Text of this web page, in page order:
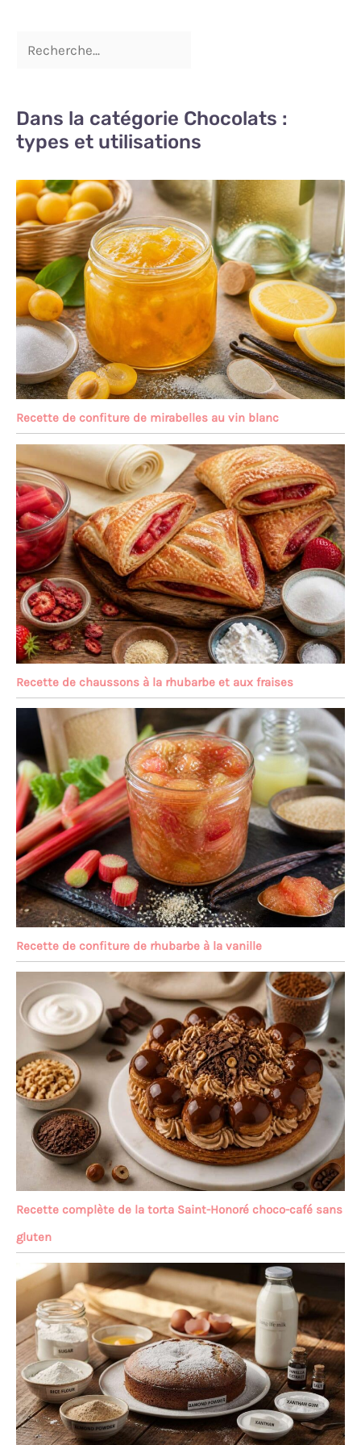
Dans la catégorie Chocolats :
types et utilisations
Recette de confiture de mirabelles au vin blanc
Recette de chaussons à la rhubarbe et aux fraises
Recette de confiture de rhubarbe à la vanille
Recette complète de la torta Saint-Honoré choco-café sans
gluten